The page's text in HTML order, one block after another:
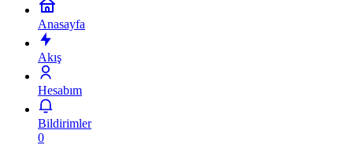
Anasayfa
Akış
Hesabım
Bildirimler
0